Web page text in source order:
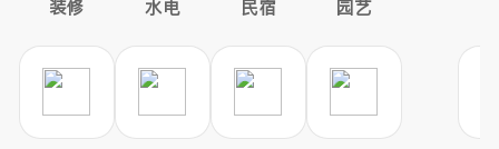
装修 水电 民宿 园艺